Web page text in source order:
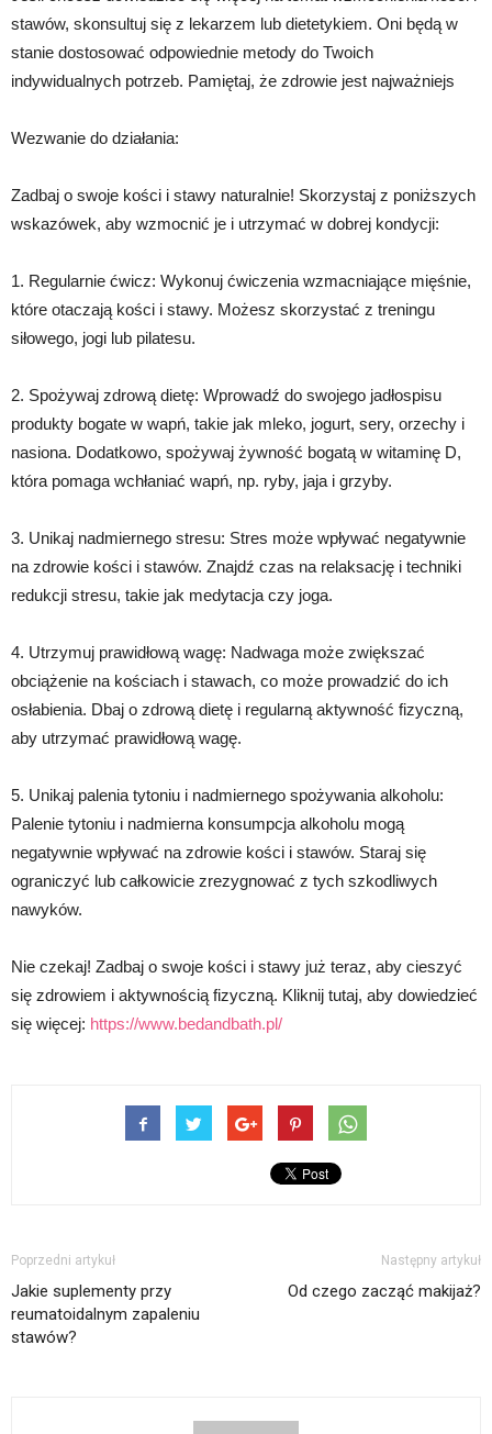
stawów, skonsultuj się z lekarzem lub dietetykiem. Oni będą w
stanie dostosować odpowiednie metody do Twoich
indywidualnych potrzeb. Pamiętaj, że zdrowie jest najważniejs
Wezwanie do działania:
Zadbaj o swoje kości i stawy naturalnie! Skorzystaj z poniższych
wskazówek, aby wzmocnić je i utrzymać w dobrej kondycji:
1. Regularnie ćwicz: Wykonuj ćwiczenia wzmacniające mięśnie,
które otaczają kości i stawy. Możesz skorzystać z treningu
siłowego, jogi lub pilatesu.
2. Spożywaj zdrową dietę: Wprowadź do swojego jadłospisu
produkty bogate w wapń, takie jak mleko, jogurt, sery, orzechy i
nasiona. Dodatkowo, spożywaj żywność bogatą w witaminę D,
która pomaga wchłaniać wapń, np. ryby, jaja i grzyby.
3. Unikaj nadmiernego stresu: Stres może wpływać negatywnie
na zdrowie kości i stawów. Znajdź czas na relaksację i techniki
redukcji stresu, takie jak medytacja czy joga.
4. Utrzymuj prawidłową wagę: Nadwaga może zwiększać
obciążenie na kościach i stawach, co może prowadzić do ich
osłabienia. Dbaj o zdrową dietę i regularną aktywność fizyczną,
aby utrzymać prawidłową wagę.
5. Unikaj palenia tytoniu i nadmiernego spożywania alkoholu:
Palenie tytoniu i nadmierna konsumpcja alkoholu mogą
negatywnie wpływać na zdrowie kości i stawów. Staraj się
ograniczyć lub całkowicie zrezygnować z tych szkodliwych
nawyków.
Nie czekaj! Zadbaj o swoje kości i stawy już teraz, aby cieszyć
się zdrowiem i aktywnością fizyczną. Kliknij tutaj, aby dowiedzieć
się więcej: https://www.bedandbath.pl/
Poprzedni artykuł
Jakie suplementy przy
reumatoidalnym zapaleniu
stawów?
Następny artykuł
Od czego zacząć makijaż?